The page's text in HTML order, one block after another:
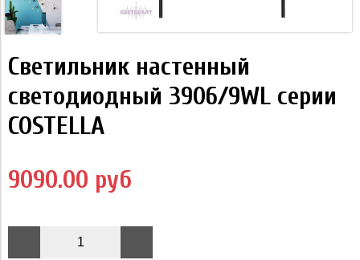
Светильник настенный
светодиодный 3906/9WL серии
COSTELLA
9090.00 руб